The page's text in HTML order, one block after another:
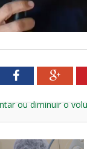
ou diminuir o
Facebook